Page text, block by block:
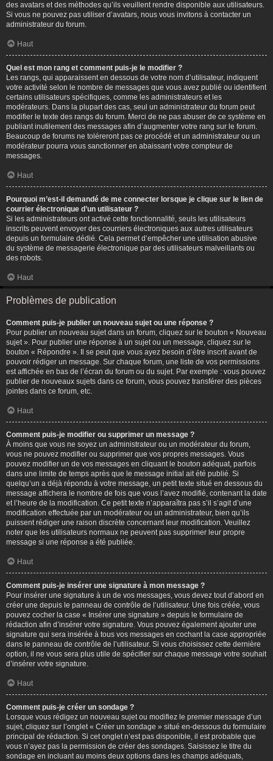
des avatars et des méthodes qu’ils veuillent rendre disponible aux utilisateurs.
Si vous ne pouvez pas utiliser d’avatars, nous vous invitons à contacter un
administrateur du forum.
Haut
Quel est mon rang et comment puis-je le modifier ?
Les rangs, qui apparaissent en dessous de votre nom d’utilisateur, indiquent
votre activité selon le nombre de messages que vous avez publié ou identifient
certains utilisateurs spécifiques, comme les administrateurs et les
modérateurs. Dans la plupart des cas, seul un administrateur du forum peut
modifier le texte des rangs du forum. Merci de ne pas abuser de ce système en
publiant inutilement des messages afin d’augmenter votre rang sur le forum.
Beaucoup de forums ne toléreront pas ce procédé et un administrateur ou un
modérateur pourra vous sanctionner en abaissant votre compteur de
messages.
Haut
Pourquoi m’est-il demandé de me connecter lorsque je clique sur le lien de
courrier électronique d’un utilisateur ?
Si les administrateurs ont activé cette fonctionnalité, seuls les utilisateurs
inscrits peuvent envoyer des courriers électroniques aux autres utilisateurs
depuis un formulaire dédié. Cela permet d’empêcher une utilisation abusive
du système de messagerie électronique par des utilisateurs malveillants ou
des robots.
Haut
Problèmes de publication
Comment puis-je publier un nouveau sujet ou une réponse ?
Pour publier un nouveau sujet dans un forum, cliquez sur le bouton « Nouveau
sujet ». Pour publier une réponse à un sujet ou un message, cliquez sur le
bouton « Répondre ». Il se peut que vous ayez besoin d’être inscrit avant de
pouvoir rédiger un message. Sur chaque forum, une liste de vos permissions
est affichée en bas de l’écran du forum ou du sujet. Par exemple : vous pouvez
publier de nouveaux sujets dans ce forum, vous pouvez transférer des pièces
jointes dans ce forum, etc.
Haut
Comment puis-je modifier ou supprimer un message ?
À moins que vous ne soyez un administrateur ou un modérateur du forum,
vous ne pouvez modifier ou supprimer que vos propres messages. Vous
pouvez modifier un de vos messages en cliquant le bouton adéquat, parfois
dans une limite de temps après que le message initial ait été publié. Si
quelqu’un a déjà répondu à votre message, un petit texte situé en dessous du
message affichera le nombre de fois que vous l’avez modifié, contenant la date
et l’heure de la modification. Ce petit texte n’apparaîtra pas s’il s’agit d’une
modification effectuée par un modérateur ou un administrateur, bien qu’ils
puissent rédiger une raison discrète concernant leur modification. Veuillez
noter que les utilisateurs normaux ne peuvent pas supprimer leur propre
message si une réponse a été publiée.
Haut
Comment puis-je insérer une signature à mon message ?
Pour insérer une signature à un de vos messages, vous devez tout d’abord en
créer une depuis le panneau de contrôle de l’utilisateur. Une fois créée, vous
pouvez cocher la case « Insérer une signature » depuis le formulaire de
rédaction afin d’insérer votre signature. Vous pouvez également ajouter une
signature qui sera insérée à tous vos messages en cochant la case appropriée
dans le panneau de contrôle de l’utilisateur. Si vous choisissez cette dernière
option, il ne vous sera plus utile de spécifier sur chaque message votre souhait
d’insérer votre signature.
Haut
Comment puis-je créer un sondage ?
Lorsque vous rédigez un nouveau sujet ou modifiez le premier message d’un
sujet, cliquez sur l’onglet « Créer un sondage » situé en-dessous du formulaire
principal de rédaction. Si cet onglet n’est pas disponible, il est probable que
vous n’ayez pas la permission de créer des sondages. Saisissez le titre du
sondage en incluant au moins deux options dans les champs adéquats,